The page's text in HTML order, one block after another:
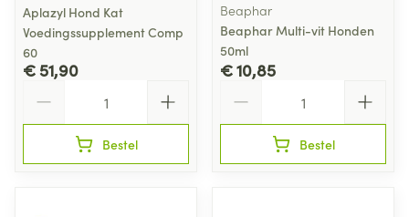
Aplazyl Hond Kat
Voedingssupplement Comp
60
€ 51,90
Bestel
Beaphar
Beaphar Multi-vit Honden
50ml
€ 10,85
Bestel